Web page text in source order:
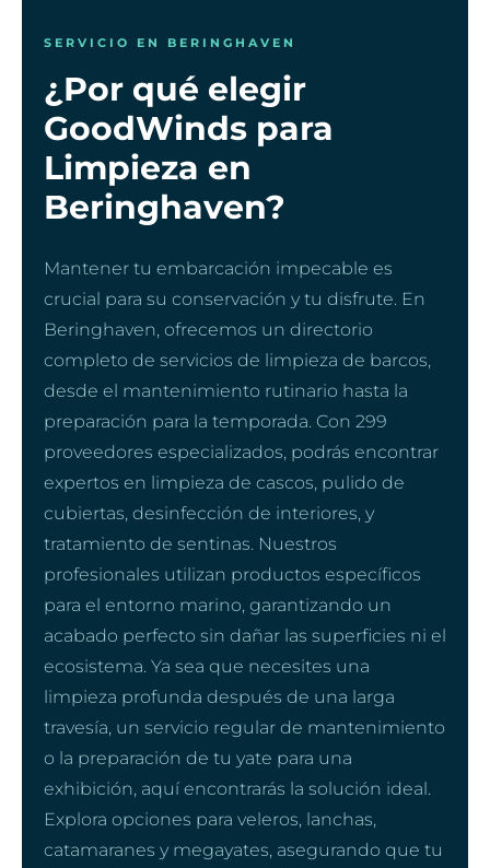
SERVICIO EN BERINGHAVEN
¿Por qué elegir
GoodWinds para
Limpieza en
Beringhaven?
Mantener tu embarcación impecable es
crucial para su conservación y tu disfrute. En
Beringhaven, ofrecemos un directorio
completo de servicios de limpieza de barcos,
desde el mantenimiento rutinario hasta la
preparación para la temporada. Con 299
proveedores especializados, podrás encontrar
expertos en limpieza de cascos, pulido de
cubiertas, desinfección de interiores, y
tratamiento de sentinas. Nuestros
profesionales utilizan productos específicos
para el entorno marino, garantizando un
acabado perfecto sin dañar las superficies ni el
ecosistema. Ya sea que necesites una
limpieza profunda después de una larga
travesía, un servicio regular de mantenimiento
o la preparación de tu yate para una
exhibición, aquí encontrarás la solución ideal.
Explora opciones para veleros, lanchas,
catamaranes y megayates, asegurando que tu